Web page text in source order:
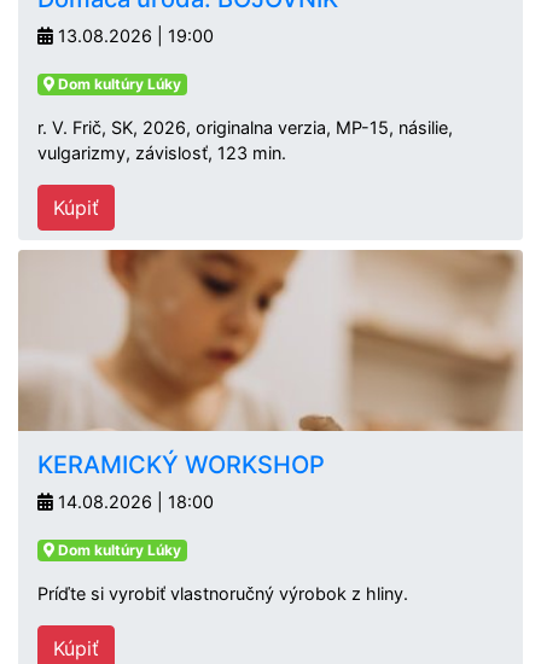
13.08.2026 | 19:00
Dom kultúry Lúky
r. V. Frič, SK, 2026, originalna verzia, MP-15, násilie,
vulgarizmy, závislosť, 123 min.
Kúpiť
KERAMICKÝ WORKSHOP
14.08.2026 | 18:00
Dom kultúry Lúky
Príďte si vyrobiť vlastnoručný výrobok z hliny.
Kúpiť